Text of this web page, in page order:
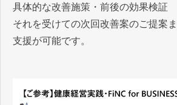
具体的な改善施策・前後の効果検証
それを受けての次回改善案のご提案
支援が可能です。